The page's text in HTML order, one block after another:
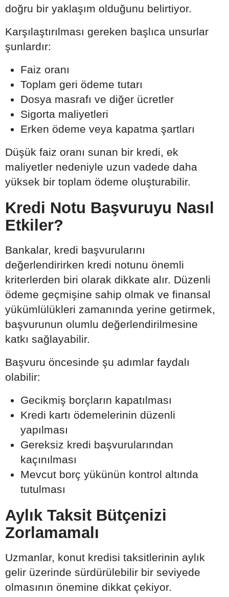
doğru bir yaklaşım olduğunu belirtiyor.
Karşılaştırılması gereken başlıca unsurlar
şunlardır:
Faiz oranı
Toplam geri ödeme tutarı
Dosya masrafı ve diğer ücretler
Sigorta maliyetleri
Erken ödeme veya kapatma şartları
Düşük faiz oranı sunan bir kredi, ek
maliyetler nedeniyle uzun vadede daha
yüksek bir toplam ödeme oluşturabilir.
Kredi Notu Başvuruyu Nasıl
Etkiler?
Bankalar, kredi başvurularını
değerlendirirken kredi notunu önemli
kriterlerden biri olarak dikkate alır. Düzenli
ödeme geçmişine sahip olmak ve finansal
yükümlülükleri zamanında yerine getirmek,
başvurunun olumlu değerlendirilmesine
katkı sağlayabilir.
Başvuru öncesinde şu adımlar faydalı
olabilir:
Gecikmiş borçların kapatılması
Kredi kartı ödemelerinin düzenli
yapılması
Gereksiz kredi başvurularından
kaçınılması
Mevcut borç yükünün kontrol altında
tutulması
Aylık Taksit Bütçenizi
Zorlamamalı
Uzmanlar, konut kredisi taksitlerinin aylık
gelir üzerinde sürdürülebilir bir seviyede
olmasının önemine dikkat çekiyor.